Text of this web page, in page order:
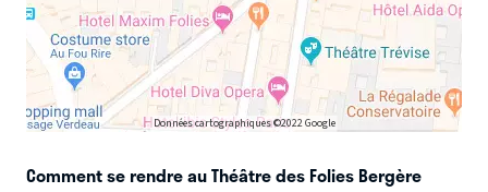
Données cartographiques ©2022 Google
Comment se rendre au Théâtre des Folies Bergère